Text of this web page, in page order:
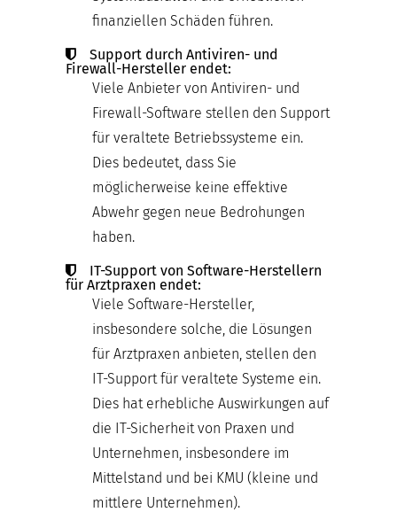
finanziellen Schäden führen.
Support durch Antiviren- und
Firewall-Hersteller endet:
Viele Anbieter von Antiviren- und
Firewall-Software stellen den Support
für veraltete Betriebssysteme ein.
Dies bedeutet, dass Sie
möglicherweise keine effektive
Abwehr gegen neue Bedrohungen
haben.
IT-Support von Software-Herstellern
für Arztpraxen endet:
Viele Software-Hersteller,
insbesondere solche, die Lösungen
für Arztpraxen anbieten, stellen den
IT-Support für veraltete Systeme ein.
Dies hat erhebliche Auswirkungen auf
die IT-Sicherheit von Praxen und
Unternehmen, insbesondere im
Mittelstand und bei KMU (kleine und
mittlere Unternehmen).